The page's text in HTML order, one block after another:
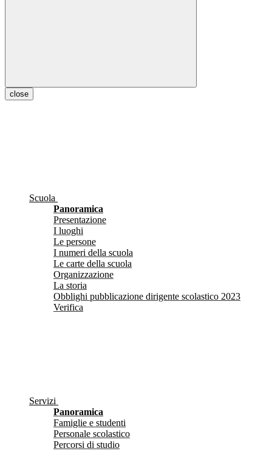
close
Scuola
Panoramica
Presentazione
I luoghi
Le persone
I numeri della scuola
Le carte della scuola
Organizzazione
La storia
Obblighi pubblicazione dirigente scolastico 2023
Verifica
Servizi
Panoramica
Famiglie e studenti
Personale scolastico
Percorsi di studio